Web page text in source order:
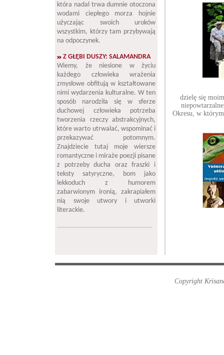
która nadal trwa dumnie otoczona
wodami ciepłego morza hojnie
użyczając swoich uroków
wszystkim, którzy tam przybywają
na odpoczynek.
Z GŁĘBI DUSZY: SALAMANDRA
Wiemy, że niesione w życiu
każdego człowieka wrażenia
zmysłowe obfitują w kształtowane
nimi wydarzenia kulturalne. W ten
sposób narodziła się w sferze
duchowej człowieka potrzeba
tworzenia rzeczy abstrakcyjnych,
które warto utrwalać, wspominać i
przekazywać potomnym.
Znajdziecie tutaj moje wiersze
romantyczne i miraże poezji pisane
z potrzeby ducha oraz fraszki i
teksty satyryczne, bom jako
lekkoduch z humorem
zabarwionym ironią, zakrapiałem
nią swoje utwory i utworki
literackie.
dzielę się
Okresu, w którym
Copyright